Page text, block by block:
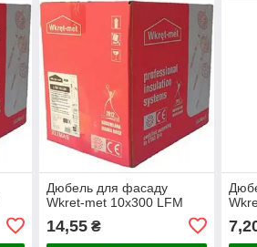
Дюбель для фасаду
Wkret-met 10х300 LFM
14,55₴